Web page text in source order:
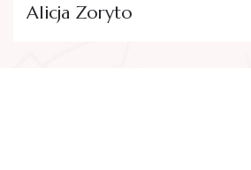
Alicja Zoryto